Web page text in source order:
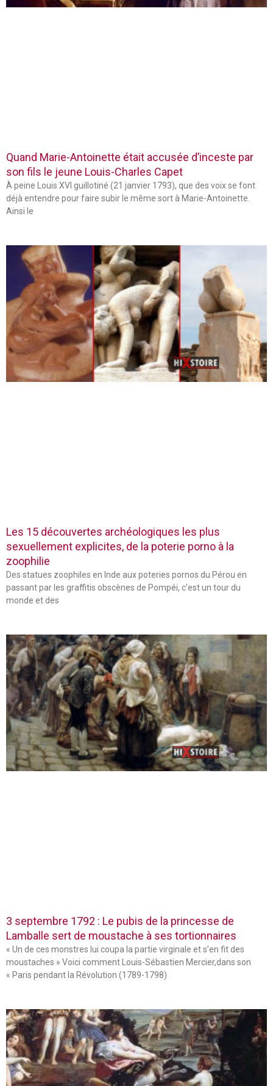
Quand Marie-Antoinette était accusée d’inceste par
son fils le jeune Louis-Charles Capet
À peine Louis XVI guillotiné (21 janvier 1793), que des voix se font
déjà entendre pour faire subir le même sort à Marie-Antoinette.
Ainsi le
Les 15 découvertes archéologiques les plus
sexuellement explicites, de la poterie porno à la
zoophilie
Des statues zoophiles en Inde aux poteries pornos du Pérou en
passant par les graffitis obscènes de Pompéi, c’est un tour du
monde et des
3 septembre 1792 : Le pubis de la princesse de
Lamballe sert de moustache à ses tortionnaires
« Un de ces monstres lui coupa la partie virginale et s’en fit des
moustaches » Voici comment Louis-Sébastien Mercier,dans son
« Paris pendant la Révolution (1789-1798)